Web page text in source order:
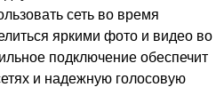
сеть во время
яркими фото и видео во
подключение обеспечит
и надежную голосовую